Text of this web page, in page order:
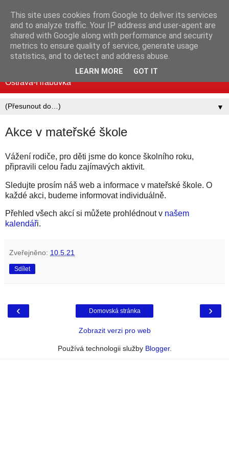
Mateřská škola MUDr.
Emílie Lukášové a Klegova
Standardní i logopedické třídy | Mjr. Nováka 30, 700 30
Ostrava-Hrabůvka
▼
Akce v mateřské škole
Vážení rodiče, pro děti jsme do konce školního roku,
připravili celou řadu zajímavých aktivit.
Sledujte prosím náš web a informace v mateřské škole. O
každé akci, budeme informovat individuálně.
Přehled všech akcí si můžete prohlédnout v našem
kalendáři.
Zveřejněno: 10.5.21
Sdílet
‹ ›
Domovská stránka
Zobrazit verzi pro web
Používá technologii služby Blogger.
This site uses cookies from Google to deliver its services
and to analyze traffic. Your IP address and user-agent are
shared with Google along with performance and security
metrics to ensure quality of service, generate usage
statistics, and to detect and address abuse.
LEARN MORE GOT IT